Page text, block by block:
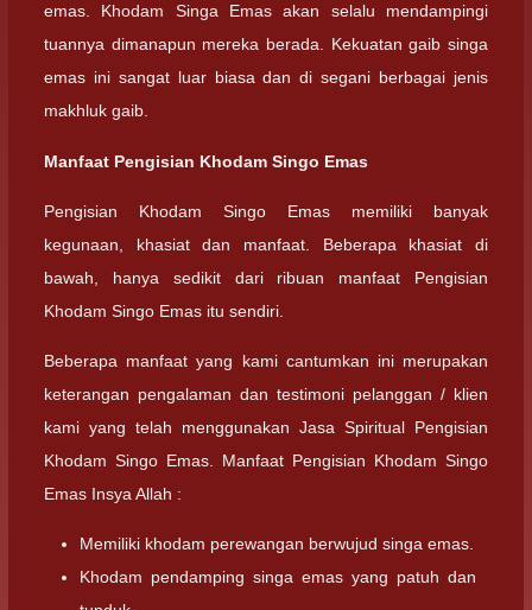
emas. Khodam Singa Emas akan selalu mendampingi
tuannya dimanapun mereka berada. Kekuatan gaib singa
emas ini sangat luar biasa dan di segani berbagai jenis
makhluk gaib.
Manfaat Pengisian Khodam Singo Emas
Pengisian Khodam Singo Emas memiliki banyak
kegunaan, khasiat dan manfaat. Beberapa khasiat di
bawah, hanya sedikit dari ribuan manfaat Pengisian
Khodam Singo Emas itu sendiri.
Beberapa manfaat yang kami cantumkan ini merupakan
keterangan pengalaman dan testimoni pelanggan / klien
kami yang telah menggunakan Jasa Spiritual Pengisian
Khodam Singo Emas. Manfaat Pengisian Khodam Singo
Emas Insya Allah :
Memiliki khodam perewangan berwujud singa emas.
Khodam pendamping singa emas yang patuh dan